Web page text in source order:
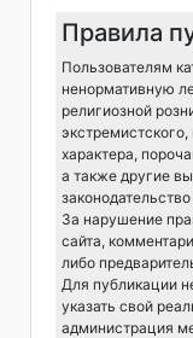
Правила
Пользователям
ненормативную
религиозной
характера,
а также другие
За нарушение
сайта,
либо
Для публикации
указать свой
администрация